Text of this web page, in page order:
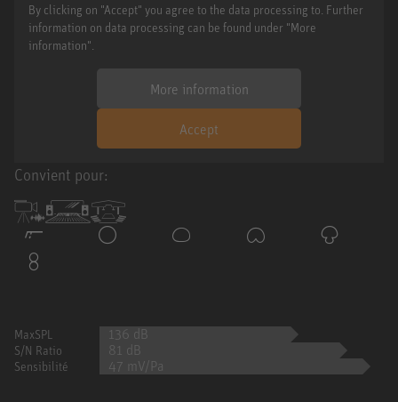
By clicking on "Accept" you agree to the data processing to. Further
information on data processing can be found under "More
information".
More information
Accept
Convient pour:
MaxSPL 136 dB
S/N Ratio 81 dB
Sensibilité 47 mV/Pa